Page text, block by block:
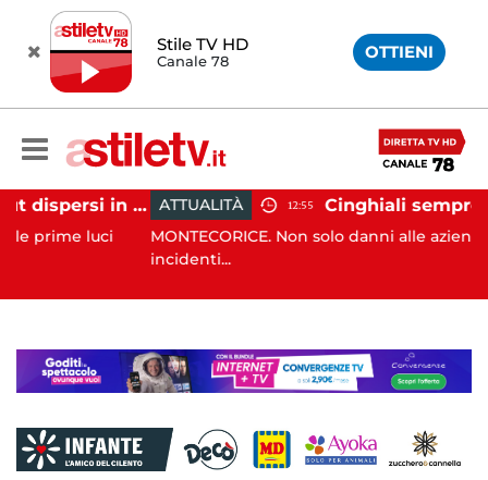
Stile TV HD
Canale 78 OTTIENI
Tramonti, 19 scout dispersi in montagna salvati dai vigili del fuoco
luci
ATTUALITÀ 12:55
MONTECORICE. Non solo danni alle aziende agricole